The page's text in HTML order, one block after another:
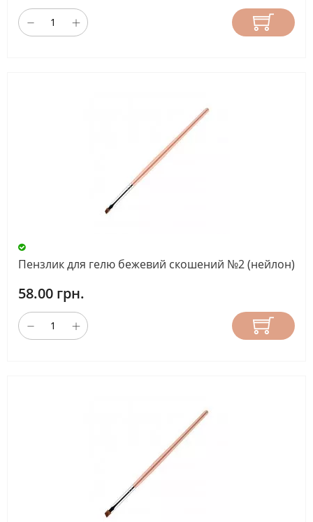
Пензлик для гелю бежевий скошений №2 (нейлон)
58.00 грн.